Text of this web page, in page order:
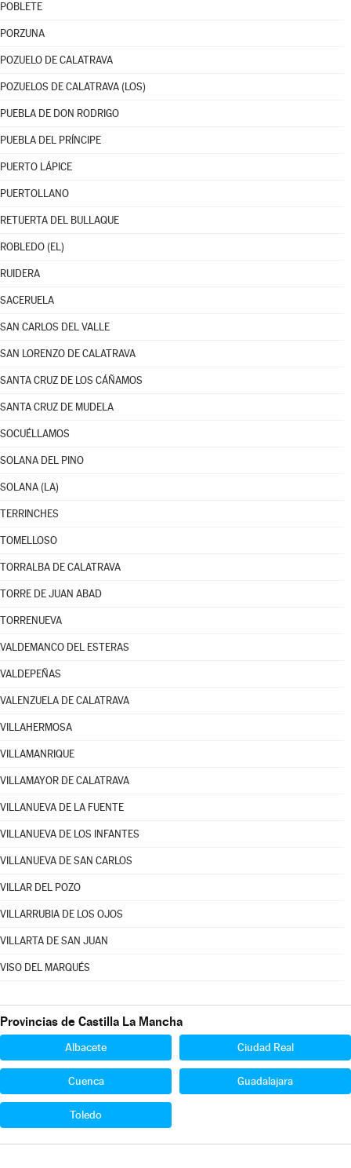
POBLETE
PORZUNA
POZUELO DE CALATRAVA
POZUELOS DE CALATRAVA (LOS)
PUEBLA DE DON RODRIGO
PUEBLA DEL PRÍNCIPE
PUERTO LÁPICE
PUERTOLLANO
RETUERTA DEL BULLAQUE
ROBLEDO (EL)
RUIDERA
SACERUELA
SAN CARLOS DEL VALLE
SAN LORENZO DE CALATRAVA
SANTA CRUZ DE LOS CÁÑAMOS
SANTA CRUZ DE MUDELA
SOCUÉLLAMOS
SOLANA DEL PINO
SOLANA (LA)
TERRINCHES
TOMELLOSO
TORRALBA DE CALATRAVA
TORRE DE JUAN ABAD
TORRENUEVA
VALDEMANCO DEL ESTERAS
VALDEPEÑAS
VALENZUELA DE CALATRAVA
VILLAHERMOSA
VILLAMANRIQUE
VILLAMAYOR DE CALATRAVA
VILLANUEVA DE LA FUENTE
VILLANUEVA DE LOS INFANTES
VILLANUEVA DE SAN CARLOS
VILLAR DEL POZO
VILLARRUBIA DE LOS OJOS
VILLARTA DE SAN JUAN
VISO DEL MARQUÉS
Provincias de Castilla La Mancha
Albacete Ciudad Real
Cuenca Guadalajara
Toledo